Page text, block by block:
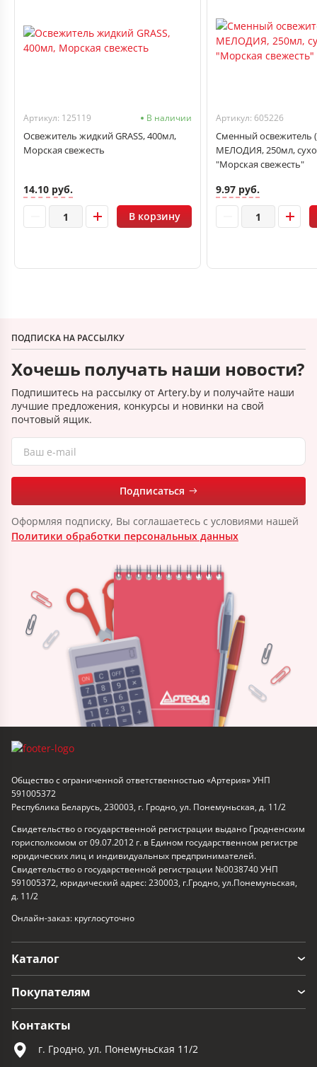
Артикул: 125119 В наличии
Освежитель жидкий GRASS, 400мл,
Морская свежесть
14.10 руб.
В корзину
Артикул: 605226
Сменный освежитель
МЕЛОДИЯ, 250мл,
"Морская свежесть"
9.97 руб.
ПОДПИСКА НА РАССЫЛКУ
Хочешь получать наши новости?
Подпишитесь на рассылку от Artery.by и получайте наши
лучшие предложения, конкурсы и новинки на свой
почтовый ящик.
Подписаться
Оформляя подписку, Вы соглашаетесь с условиями нашей
Политики обработки персональных данных
Общество с ограниченной ответственностью «Артерия» УНП
591005372
Республика Беларусь, 230003, г. Гродно, ул. Понемуньская, д. 11/2
Свидетельство о государственной регистрации выдано Гродненским
горисполкомом от 09.07.2012 г. в Едином государственном регистре
юридических лиц и индивидуальных предпринимателей.
Свидетельство о государственной регистрации №0038740 УНП
591005372, юридический адрес: 230003, г.Гродно, ул.Понемуньская,
д. 11/2
Онлайн-заказ: круглосуточно
Каталог
Покупателям
Контакты
г. Гродно, ул. Понемуньская 11/2